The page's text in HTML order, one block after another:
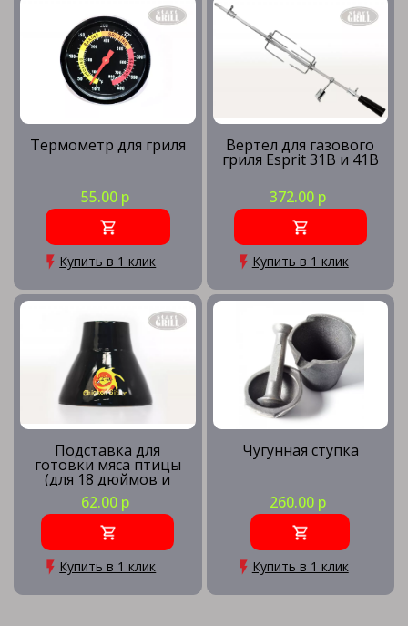
Термометр для гриля
55.00 р
Купить в 1 клик
Вертел для газового
гриля Esprit 31B и 41B
372.00 р
Купить в 1 клик
Подставка для
готовки мяса птицы
(для 18 дюймов и
более)
62.00 р
Купить в 1 клик
Чугунная ступка
260.00 р
Купить в 1 клик